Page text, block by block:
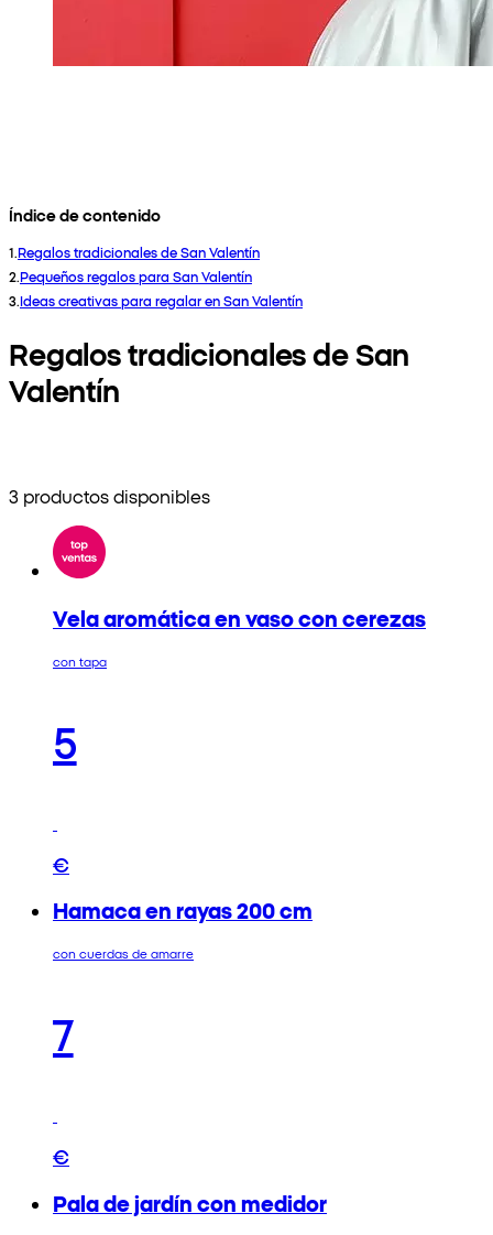
Índice de contenido
1.Regalos tradicionales de San Valentín
2.Pequeños regalos para San Valentín
3.Ideas creativas para regalar en San Valentín
Regalos tradicionales de San
Valentín
3 productos disponibles
Vela aromática en vaso con cerezas
con tapa
5
€
Hamaca en rayas 200 cm
con cuerdas de amarre
7
€
Pala de jardín con medidor